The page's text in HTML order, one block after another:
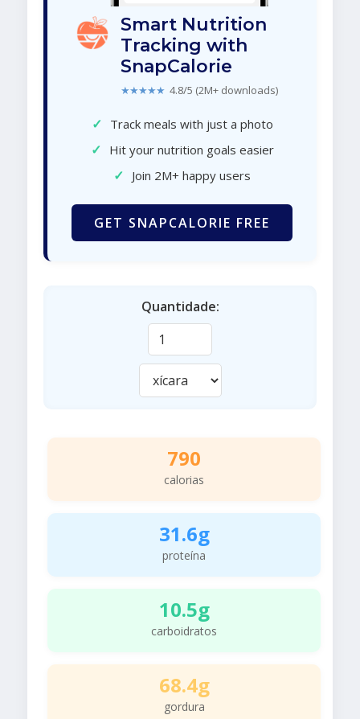
Smart Nutrition
Tracking with
SnapCalorie
★★★★★ 4.8/5 (2M+ downloads)
✓ Track meals with just a photo
✓ Hit your nutrition goals easier
✓ Join 2M+ happy users
GET SNAPCALORIE FREE
Quantidade:
790
calorias
31.6g
proteína
10.5g
carboidratos
68.4g
gordura